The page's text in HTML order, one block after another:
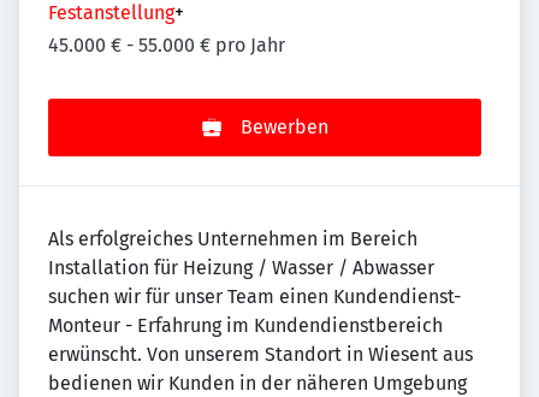
Festanstellung+
45.000 € - 55.000 € pro Jahr
Bewerben
Als erfolgreiches Unternehmen im Bereich
Installation für Heizung / Wasser / Abwasser
suchen wir für unser Team einen Kundendienst-
Monteur - Erfahrung im Kundendienstbereich
erwünscht. Von unserem Standort in Wiesent aus
bedienen wir Kunden in der näheren Umgebung